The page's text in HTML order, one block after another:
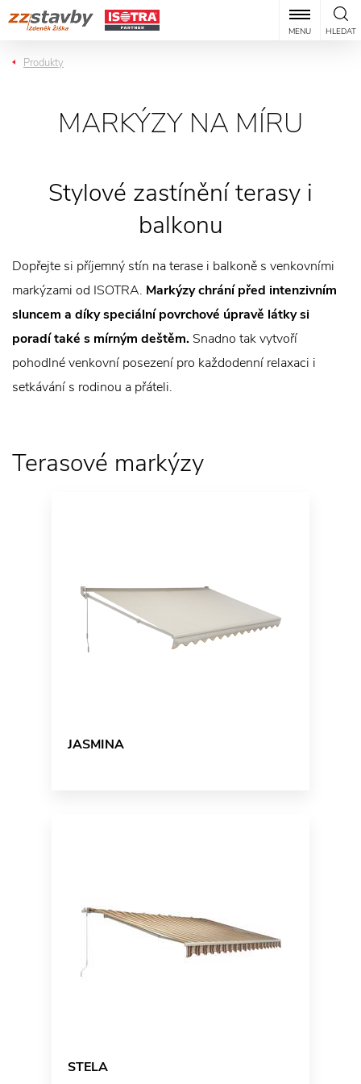
HLEDAT
MENU
Produkty
MARKÝZY NA MÍRU
Stylové zastínění terasy i
balkonu
Dopřejte si příjemný stín na terase i balkoně s venkovními
markýzami od ISOTRA. Markýzy chrání před intenzivním
sluncem a díky speciální povrchové úpravě látky si
poradí také s mírným deštěm. Snadno tak vytvoří
pohodlné venkovní posezení pro každodenní relaxaci i
setkávání s rodinou a přáteli.
Terasové markýzy
JASMINA
STELA